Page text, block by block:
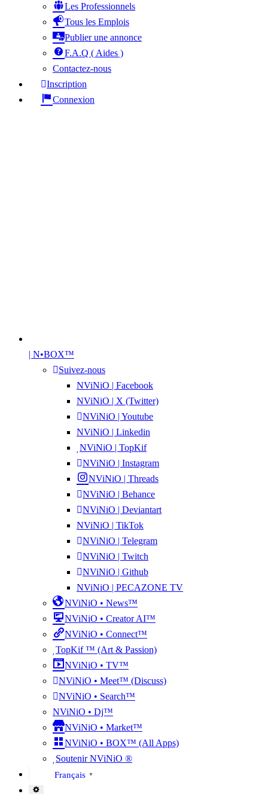
Les Professionnels
Tous les Emplois
Publier une annonce
F.A.Q ( Aides )
Contactez-nous
Inscription
Connexion
| N•BOX™
Suivez-nous
NViNiO | Facebook
NViNiO | X (Twitter)
NViNiO | Youtube
NViNiO | Linkedin
NViNiO | TopKif
NViNiO | Instagram
NViNiO | Threads
NViNiO | Behance
NViNiO | Deviantart
NViNiO | TikTok
NViNiO | Telegram
NViNiO | Twitch
NViNiO | Github
NViNiO | PECAZONE TV
NViNiO • News™
NViNiO • Creator AI™
NViNiO • Connect™
TopKif ™ (Art & Passion)
NViNiO • TV™
NViNiO • Meet™ (Discuss)
NViNiO • Search™
NViNiO • Dj™
NViNiO • Market™
NViNiO • BOX™ (All Apps)
Soutenir NViNiO ®
Français ▼